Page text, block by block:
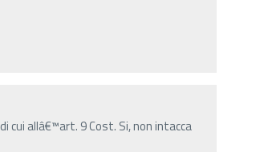
cui allâ€™art. 9 Cost. Si, non intacca